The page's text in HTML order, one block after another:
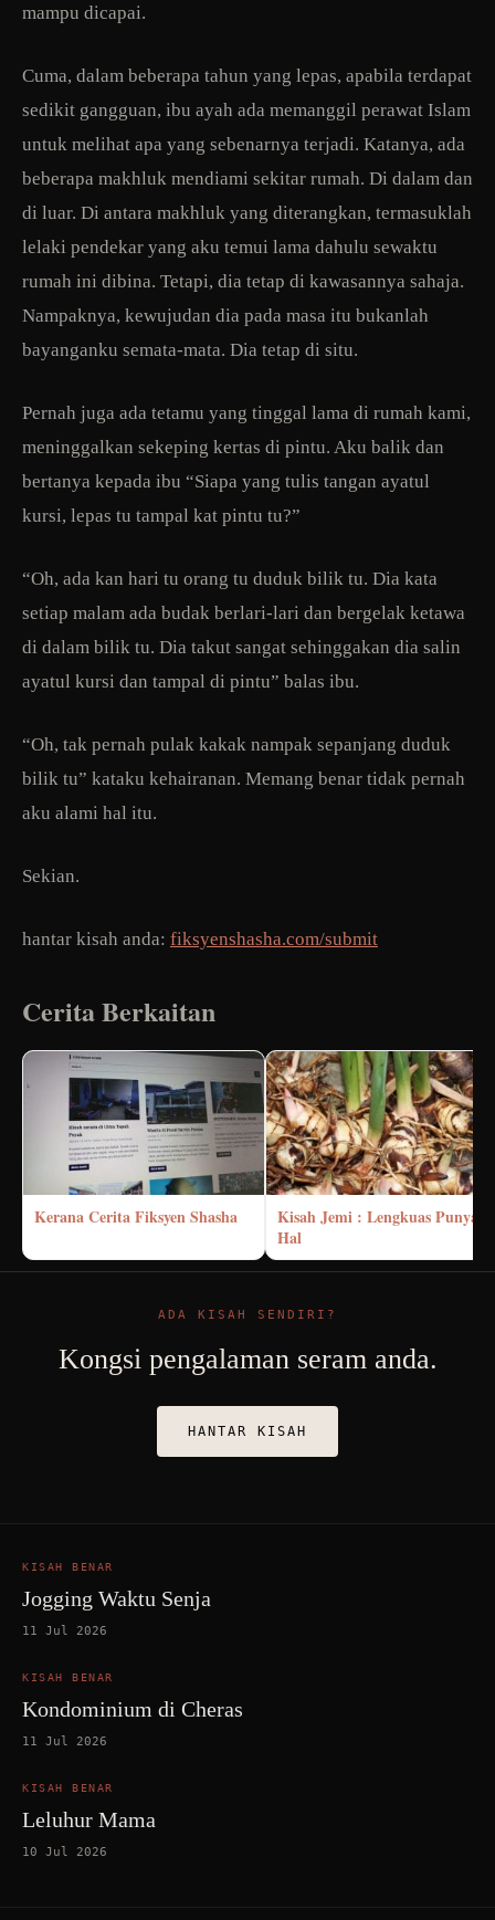
mampu dicapai.
Cuma, dalam beberapa tahun yang lepas, apabila terdapat
sedikit gangguan, ibu ayah ada memanggil perawat Islam
untuk melihat apa yang sebenarnya terjadi. Katanya, ada
beberapa makhluk mendiami sekitar rumah. Di dalam dan
di luar. Di antara makhluk yang diterangkan, termasuklah
lelaki pendekar yang aku temui lama dahulu sewaktu
rumah ini dibina. Tetapi, dia tetap di kawasannya sahaja.
Nampaknya, kewujudan dia pada masa itu bukanlah
bayanganku semata-mata. Dia tetap di situ.
Pernah juga ada tetamu yang tinggal lama di rumah kami,
meninggalkan sekeping kertas di pintu. Aku balik dan
bertanya kepada ibu “Siapa yang tulis tangan ayatul
kursi, lepas tu tampal kat pintu tu?”
“Oh, ada kan hari tu orang tu duduk bilik tu. Dia kata
setiap malam ada budak berlari-lari dan bergelak ketawa
di dalam bilik tu. Dia takut sangat sehinggakan dia salin
ayatul kursi dan tampal di pintu” balas ibu.
“Oh, tak pernah pulak kakak nampak sepanjang duduk
bilik tu” kataku kehairanan. Memang benar tidak pernah
aku alami hal itu.
Sekian.
hantar kisah anda: fiksyenshasha.com/submit
Cerita Berkaitan
Kerana Cerita Fiksyen Shasha
Kisah Jemi : Lengkuas Punya
Hal
ADA KISAH SENDIRI?
Kongsi pengalaman seram anda.
HANTAR KISAH
KISAH BENAR
Jogging Waktu Senja
11 Jul 2026
KISAH BENAR
Kondominium di Cheras
11 Jul 2026
KISAH BENAR
Leluhur Mama
10 Jul 2026